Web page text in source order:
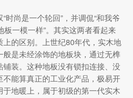
时尚是一个轮回”，并调侃“和我爷
板一模一样”。其实这两者看起来
的区别。上世纪80年代，实木地
是未经涂饰的地板块，通过无榫
装。这种地板没有锁扣连接、没
能算真正的工业化产品，极易开
地暖上，属于初级的第一代实木